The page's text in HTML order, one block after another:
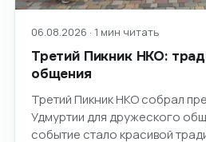
06.08.2026 · 1 мин читать
Третий Пикник НКО:
общения
Третий Пикник НКО собрал
Удмуртии для дружеского
событие стало красивой